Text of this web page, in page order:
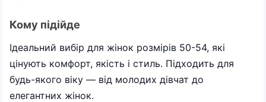
Кому підійде
Ідеальний вибір для жінок розмірів 50-54, які
цінують комфорт, якість і стиль. Підходить для
будь-якого віку — від молодих дівчат до
елегантних жінок.